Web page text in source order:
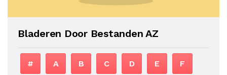
Bladeren Door Bestanden AZ
# A B C D E F